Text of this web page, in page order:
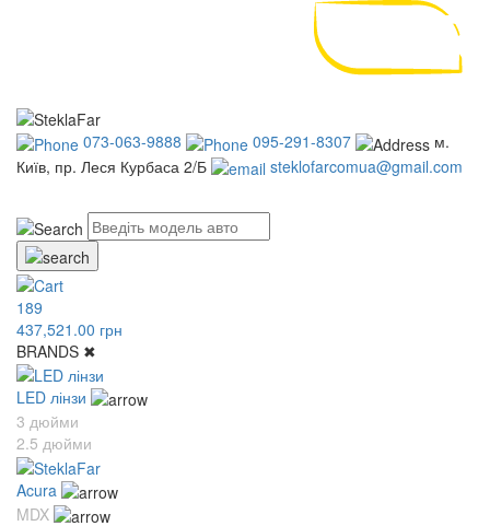
073-063-9888 095-291-8307
м.
Київ, пр. Леся Курбаса 2/Б
steklofarcomua@gmail.com
189
437,521.00 грн
BRANDS ✖
LED лінзи
3 дюйми
2.5 дюйми
Acura
MDX